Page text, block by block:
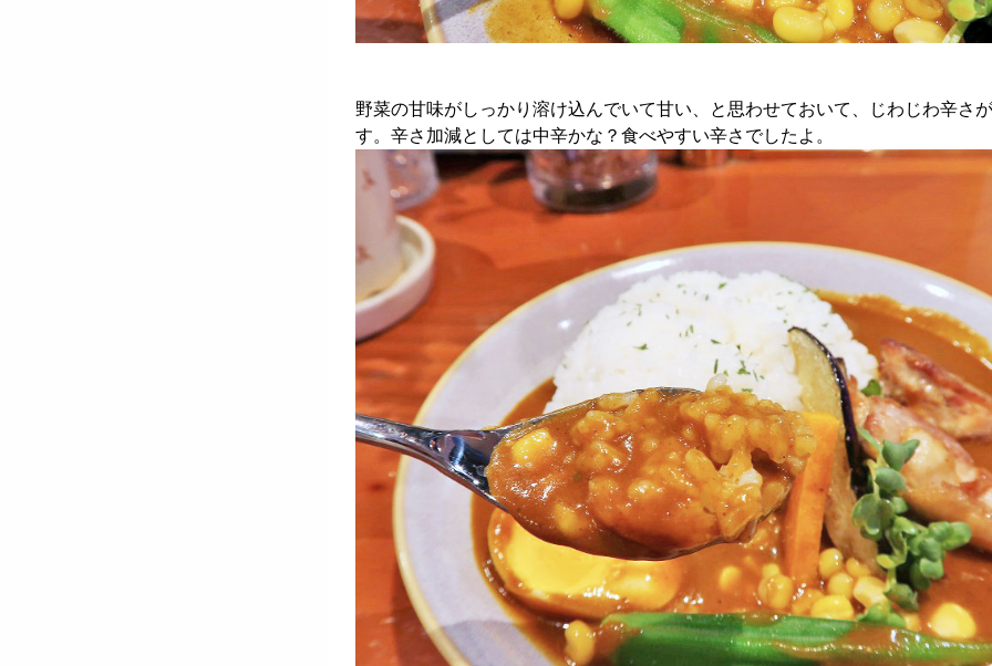
野菜の甘味がしっかり溶け込んでいて甘い、と思わせておいて、じわじわ辛さ
す。辛さ加減としては中辛かな？食べやすい辛さでしたよ。